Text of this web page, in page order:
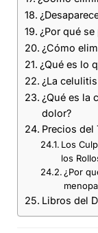
¿Por qué
¿Cómo
¿Qué es lo
¿La
¿Qué es la
dolor?
Precios del
Los
los
¿Por
Libros del